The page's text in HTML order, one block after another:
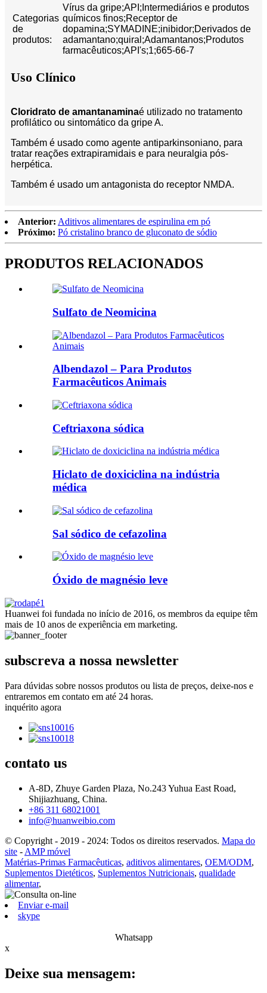
Categorias
de
produtos:
Vírus da gripe;API;Intermediários e produtos
químicos finos;Receptor de
dopamina;SYMADINE;inibidor;Derivados de
adamantano;quiral;Adamantanos;Produtos
farmacêuticos;API's;1;665-66-7
Uso Clínico
Cloridrato de amantanaminaé utilizado no tratamento
profilático ou sintomático da gripe A.
Também é usado como agente antiparkinsoniano, para
tratar reações extrapiramidais e para neuralgia pós-
herpética.
Também é usado um antagonista do receptor NMDA.
Anterior: Aditivos alimentares de espirulina em pó
Próximo: Pó cristalino branco de gluconato de sódio
PRODUTOS RELACIONADOS
Sulfato de Neomicina
Albendazol – Para Produtos
Farmacêuticos Animais
Ceftriaxona sódica
Hiclato de doxiciclina na indústria
médica
Sal sódico de cefazolina
Óxido de magnésio leve
Huanwei foi fundada no início de 2016, os membros da equipe têm
mais de 10 anos de experiência em marketing.
subscreva a nossa newsletter
Para dúvidas sobre nossos produtos ou lista de preços, deixe-nos e
entraremos em contato em até 24 horas.
inquérito agora
contato us
A-8D, Zhuye Garden Plaza, No.243 Yuhua East Road,
Shijiazhuang, China.
+86 311 68021001
info@huanweibio.com
© Copyright - 2019 - 2024: Todos os direitos reservados. Mapa do
site - AMP móvel
Matérias-Primas Farmacêuticas, aditivos alimentares, OEM/ODM,
Suplementos Dietéticos, Suplementos Nutricionais, qualidade
alimentar,
Enviar e-mail
skype
Whatsapp
x
Deixe sua mensagem: